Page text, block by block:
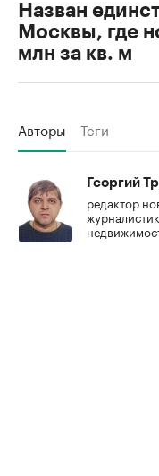
Назван
Москвы, где
млн за кв. м
Авторы Теги
Георгий
редактор